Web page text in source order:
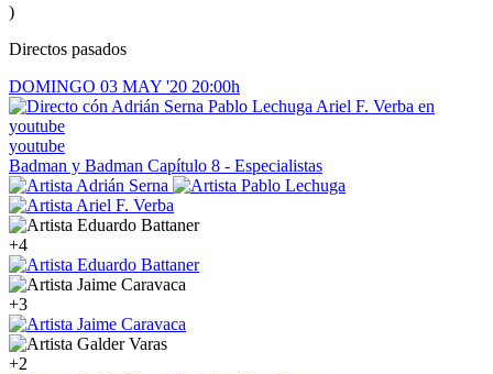
)
Directos pasados
DOMINGO 03 MAY '20 20:00h
youtube
Badman y Badman Capítulo 8 - Especialistas
+4
+3
+2